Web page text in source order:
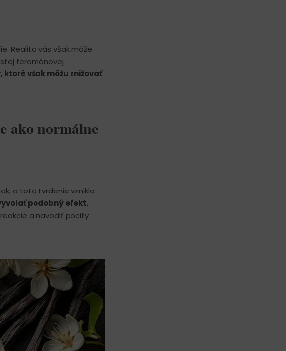
Realita vás však môže
feromónovej
ktoré však môžu znižovať
ako normálne
a toto tvrdenie vzniklo
podobný efekt.
a navodiť pocity